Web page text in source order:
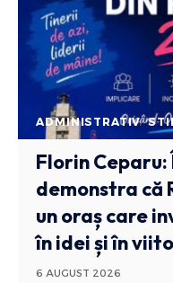
ADMINISTRATIV
Florin
demonstra că
un oraș care
în idei și în
6 AUGUST 2026